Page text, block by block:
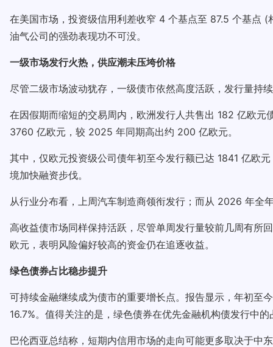
在美国市场，投资级信用利差收窄 4 个基点至 87.5 个基点
油气公司的强劲表现功不可没。
一级市场发行火热，供应潮未压垮价格
尽管二级市场波动犹存，一级债市依然高度活跃，发行量持
在因假期而缩短的交易周内，欧洲发行人共售出 182 亿欧
3760 亿欧元，较 2025 年同期高出约 200 亿欧元。
其中，仅欧元投资级公司债年初至今发行额已达 1841 亿欧
境加快融资步伐。
从行业分布看，上周汽车制造商领衔发行；而从 2026 年全
高收益债市场同样保持活跃，尽管单周发行量较前几周有所
欧元，表明风险偏好较高的资金仍在追逐收益。
绿色债券占比稳步提升
可持续金融继续成为债市的重要增长点。报告显示，年初至
16.7%。值得关注的是，绿色债券在优先金融机构债发行中
巴伦西亚总结称，短期内信用市场的走向可能更多取决于中